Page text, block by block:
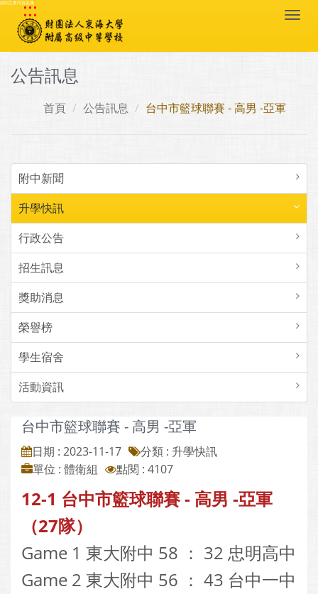
跳到主要內容區塊
:::
公告訊息
首頁 公告訊息 台中市籃球聯賽 - 高男 -亞軍
附中新聞
升學快訊
行政公告
招生訊息
獎助消息
榮譽榜
學生宿舍
活動資訊
台中市籃球聯賽 - 高男 -亞軍
日期 : 2023-11-17
分類 : 升學快訊
單位 : 體衛組
點閱 : 4107
12-1 台中市籃球聯賽 - 高男 -亞軍
（27隊）
Game 1 東大附中 58 ： 32 忠明高中
Game 2 東大附中 56 ： 43 台中一中